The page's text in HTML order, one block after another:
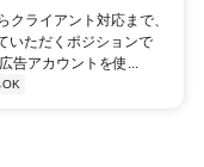
ライアント対応まで、
いただくポジションで
告アカウントを使...